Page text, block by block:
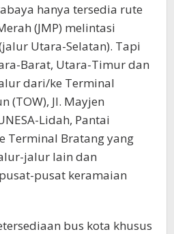
hanya tersedia rute
(JMP) melintasi
Utara-Selatan). Tapi
Barat, Utara-Timur dan
dari/ke Terminal
(TOW), Jl. Mayjen
Lidah, Pantai
Terminal Bratang yang
jalur lain dan
pusat keramaian
bus kota khusus